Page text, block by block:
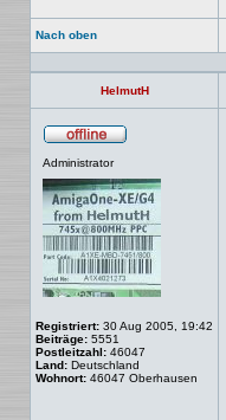
Nach oben
HelmutH
Administrator
Registriert: 30 Aug 2005, 19:42
Beiträge: 5551
Postleitzahl: 46047
Land: Deutschland
Wohnort: 46047 Oberhausen